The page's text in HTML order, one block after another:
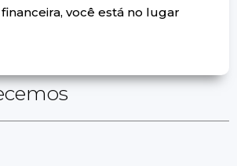
você está no lugar